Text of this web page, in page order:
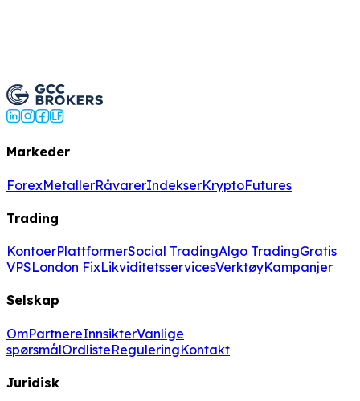
Markeder
ForexMetallerRåvarerIndekserKryptoFutures
Trading
KontoerPlattformerSocial TradingAlgo TradingGratis
VPSLondon FixLikviditetsservicesVerktøyKampanjer
Selskap
OmPartnereInnsikterVanlige
spørsmålOrdlisteReguleringKontakt
Juridisk